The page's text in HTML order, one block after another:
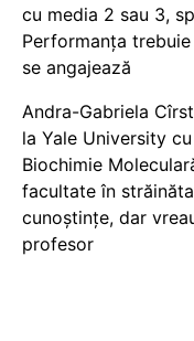
cu media 2 sau 3,
Performanța
se angajează
Andra-Gabriela
la Yale University
Biochimie
facultate în
cunoștințe, dar
profesor